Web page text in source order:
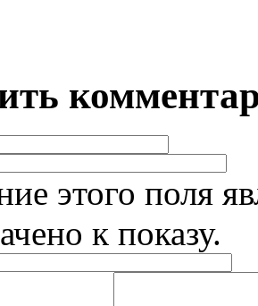
этого поля
к показу.